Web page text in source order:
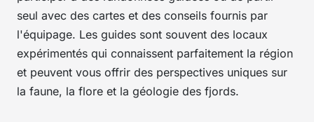
seul avec des cartes et des conseils fournis par
l'équipage. Les guides sont souvent des locaux
expérimentés qui connaissent parfaitement la région
et peuvent vous offrir des perspectives uniques sur
la faune, la flore et la géologie des fjords.